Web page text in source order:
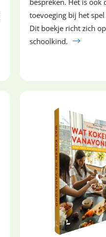
bespreken. Het is ook
toevoeging bij het
Dit boekje richt zich
schoolkind.